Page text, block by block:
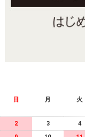
日 月 火
2
3 4